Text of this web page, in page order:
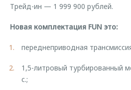
Трейд-ин
Калькулятор трейд-ин
Одежда и сувениры
Оригинальные аксессуары
Трейд-ин — 1 999 900 рублей.
Новая комплектация FUN это:
переднеприводная
1,5-литровый турбированный
с.;